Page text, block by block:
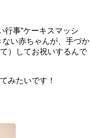
行事“ケーキスマッシ
ない赤ちゃんが、手づか
）してお祝いするんで
みたいです！